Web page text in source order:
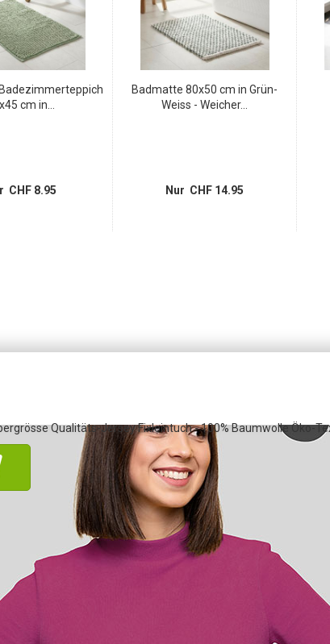
cm in...
CHF 8.95
Badmatte 80x50 cm in Grün-
Weiss - Weicher...
Nur CHF 14.95
Qualitäts-Jersey Fixleintuch - 100% Baumwolle Öko-